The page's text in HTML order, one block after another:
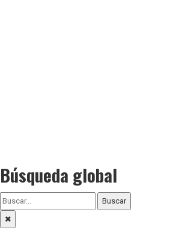
Búsqueda global
Buscar